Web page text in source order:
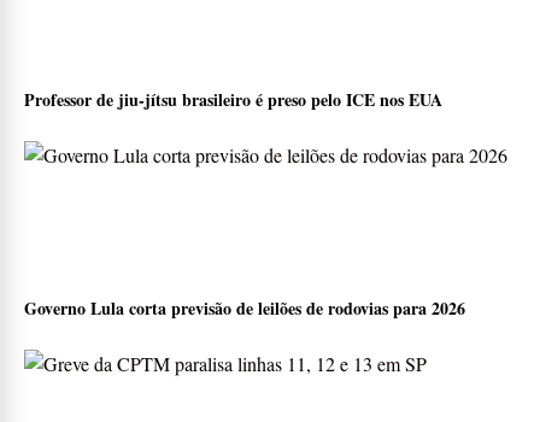
Professor de jiu-jítsu brasileiro é preso pelo ICE nos EUA
Governo Lula corta previsão de leilões de rodovias para 2026